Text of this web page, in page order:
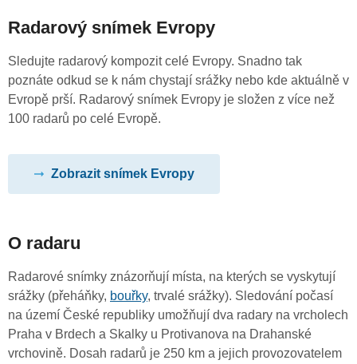
Radarový snímek Evropy
Sledujte radarový kompozit celé Evropy. Snadno tak
poznáte odkud se k nám chystají srážky nebo kde aktuálně v
Evropě prší. Radarový snímek Evropy je složen z více než
100 radarů po celé Evropě.
Zobrazit snímek Evropy
O radaru
Radarové snímky znázorňují místa, na kterých se vyskytují
srážky (přeháňky, bouřky, trvalé srážky). Sledování počasí
na území České republiky umožňují dva radary na vrcholech
Praha v Brdech a Skalky u Protivanova na Drahanské
vrchovině. Dosah radarů je 250 km a jejich provozovatelem